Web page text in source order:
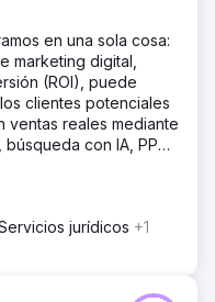
todas las visitas al sitio
digitales. El SEM
donaciones con tan
del 220 %. El coste
a menos de 22
SEM representa más
digitales, lo que
agencia
en una sola cosa:
marketing digital,
(ROI), puede
clientes potenciales
ventas reales mediante
con IA, PPC
jurídicos +1